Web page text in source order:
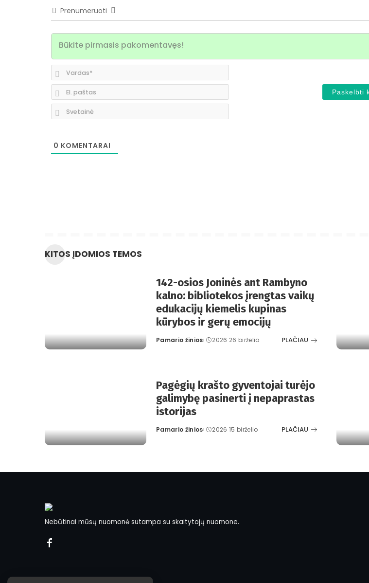
Prenumeruoti
paštas
0 KOMENTARAI
KITOS ĮDOMIOS TEMOS
142-osios Joninės ant Rambyno
kalno: bibliotekos įrengtas vaikų
edukacijų kiemelis kupinas
kūrybos ir gerų emocijų
Posted
Pamario žinios 2026 26 birželio PLAČIAU
Pagėgių krašto gyventojai turėjo
galimybę pasinerti į nepaprastas
istorijas
Posted
Pamario žinios 2026 15 birželio PLAČIAU
Nebūtinai mūsų nuomonė sutampa su skaitytojų nuomone.